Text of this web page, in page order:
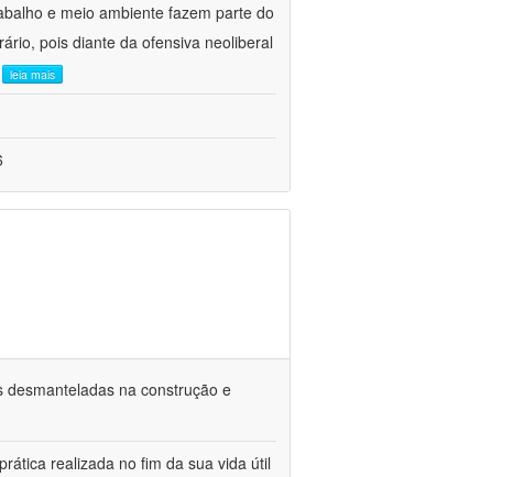
e meio ambiente fazem parte do
pois diante da ofensiva neoliberal
leia mais
na construção e
realizada no fim da sua vida útil